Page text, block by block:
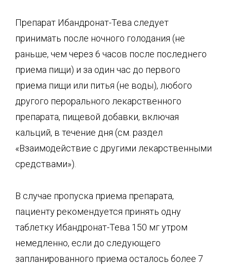
Препарат Ибандронат-Тева следует
принимать после ночного голодания (не
раньше, чем через 6 часов после последнего
приема пищи) и за один час до первого
приема пищи или питья (не воды), любого
другого перорального лекарственного
препарата, пищевой добавки, включая
кальций, в течение дня (см. раздел
«Взаимодействие с другими лекарственными
средствами»).
В случае пропуска приема препарата,
пациенту рекомендуется принять одну
таблетку Ибандронат-Тева 150 мг утром
немедленно, если до следующего
запланированного приема осталось более 7